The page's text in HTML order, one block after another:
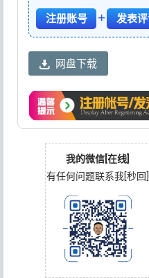
注册账号 + 发表
网盘下载
我的微信[在线]
有任何问题联系我[秒回]